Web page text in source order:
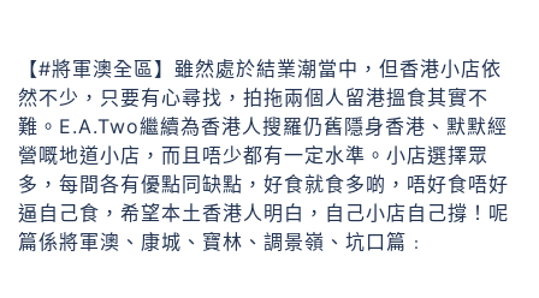
【#將軍澳全區】雖然處於結業潮當中，但香港小店依
然不少，只要有心尋找，拍拖兩個人留港搵食其實不
難。E.A.Two繼續為香港人搜羅仍舊隱身香港、默默經
營嘅地道小店，而且唔少都有一定水準。小店選擇眾
多，每間各有優點同缺點，好食就食多啲，唔好食唔好
逼自己食，希望本土香港人明白，自己小店自己撐！呢
篇係將軍澳、康城、寶林、調景嶺、坑口篇﹕